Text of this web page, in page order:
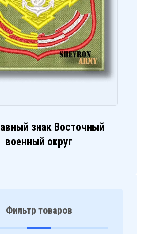
знак Восточный
военный округ
Фильтр товаров